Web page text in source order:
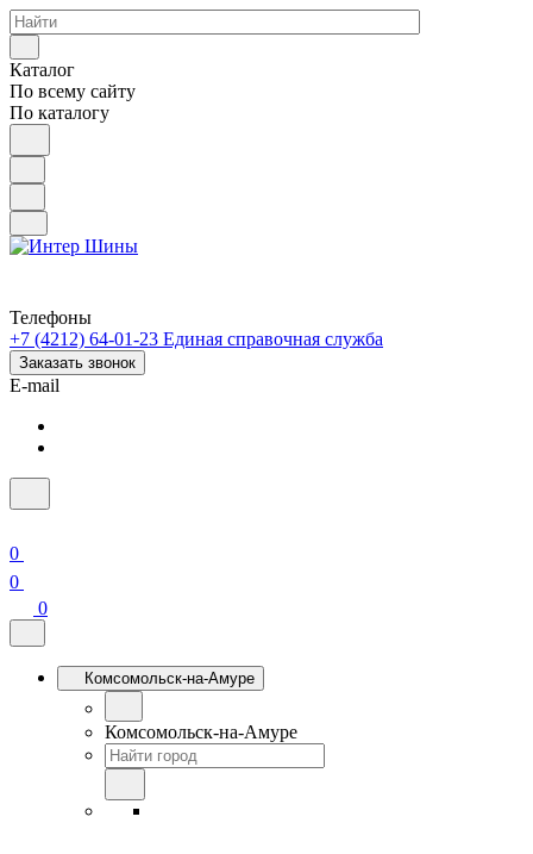
Каталог
По всему сайту
По каталогу
Телефоны
+7 (4212) 64-01-23 Единая справочная служба
Заказать звонок
E-mail
0
0
0
Комсомольск-на-Амуре
Комсомольск-на-Амуре